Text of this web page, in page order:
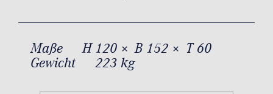
Maße
H 120 × B 152 × T 60
Gewicht
223 kg